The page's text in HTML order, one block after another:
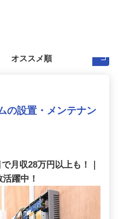
の設置・メンテナン
月収28万円以上も！｜
躍中！